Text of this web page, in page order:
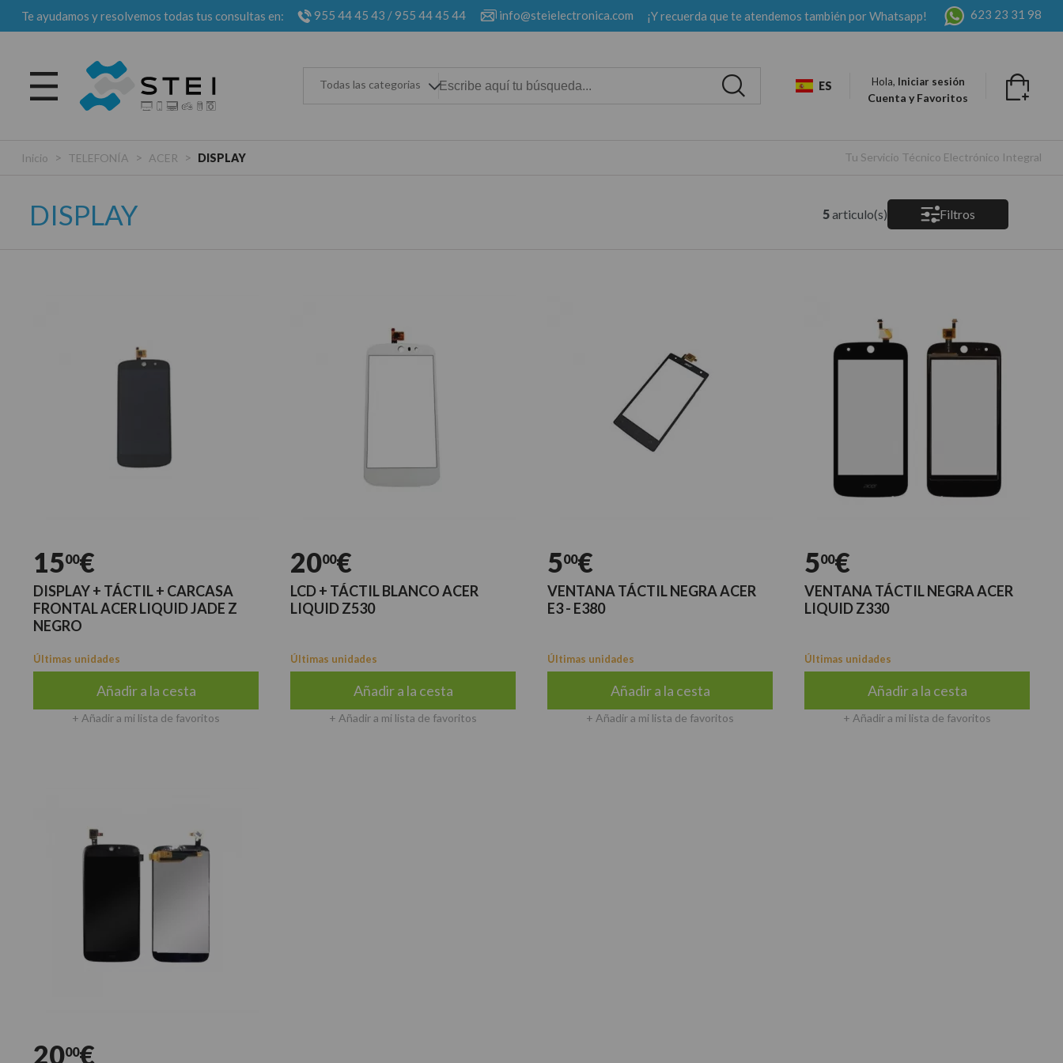
Te ayudamos y resolvemos todas tus consultas en: 955 44 45 43 /955 44 45 44 info@steielectronica.com ¡Y recuerda que te atendemos también por Whatsapp! 623 23 31 98
Todas las categorias ES Hola, Iniciar sesión
Cuenta y Favoritos
Inicio > TELEFONÍA > ACER > DISPLAY Tu Servicio Técnico Electrónico Integral
DISPLAY 5articulo(s) Filtros
1500€
DISPLAY + TÁCTIL + CARCASA
FRONTAL ACER LIQUID JADE Z
NEGRO
Últimas unidades
Añadir a la cesta
+ Añadir a mi lista de favoritos
2000€
LCD + TÁCTIL BLANCO ACER
LIQUID Z530
Últimas unidades
Añadir a la cesta
+ Añadir a mi lista de favoritos
500€
VENTANA TÁCTIL NEGRA ACER
E3 - E380
Últimas unidades
Añadir a la cesta
+ Añadir a mi lista de favoritos
500€
VENTANA TÁCTIL NEGRA ACER
LIQUID Z330
Últimas unidades
Añadir a la cesta
+ Añadir a mi lista de favoritos
2000€